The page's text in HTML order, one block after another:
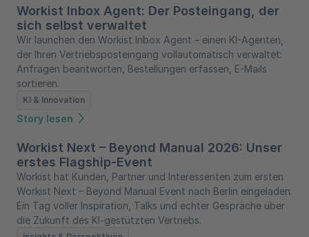
Workist Inbox Agent: Der Posteingang, der
sich selbst verwaltet
Wir launchen den Workist Inbox Agent – einen KI-Agenten,
der Ihren Vertriebsposteingang vollautomatisch verwaltet:
Anfragen beantworten, Bestellungen erfassen, E-Mails
sortieren.
KI & Innovation
Story lesen
Workist Next – Beyond Manual 2026: Unser
erstes Flagship-Event
Workist hat Kunden, Partner und Interessenten zum ersten
Workist Next – Beyond Manual Event nach Berlin eingeladen.
Ein Tag voller Inspiration, Talks und echter Gespräche über
die Zukunft des KI-gestützten Vertriebs.